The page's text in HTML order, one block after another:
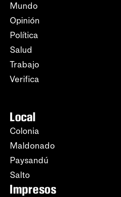
Mundo
Opinión
Política
Salud
Trabajo
Verifica
Local
Colonia
Maldonado
Paysandú
Salto
Impresos